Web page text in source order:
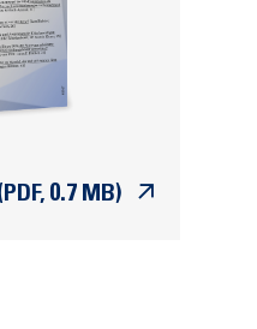
0.7 MB)